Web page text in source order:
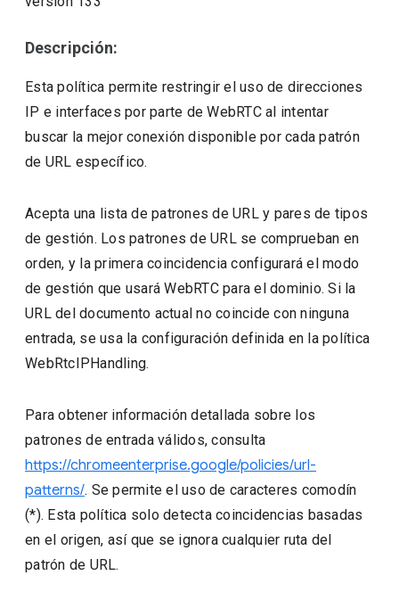
Descripción:
Esta política permite restringir el uso de direcciones
IP e interfaces por parte de WebRTC al intentar
buscar la mejor conexión disponible por cada patrón
de URL específico.
Acepta una lista de patrones de URL y pares de tipos
de gestión. Los patrones de URL se comprueban en
orden, y la primera coincidencia configurará el modo
de gestión que usará WebRTC para el dominio. Si la
URL del documento actual no coincide con ninguna
entrada, se usa la configuración definida en la política
WebRtcIPHandling.
Para obtener información detallada sobre los
patrones de entrada válidos, consulta
https://chromeenterprise.google/policies/url-
patterns/. Se permite el uso de caracteres comodín
(*). Esta política solo detecta coincidencias basadas
en el origen, así que se ignora cualquier ruta del
patrón de URL.